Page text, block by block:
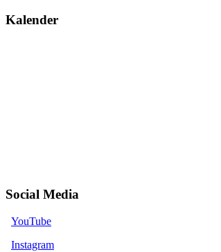
Kalender
Social Media
YouTube
Instagram